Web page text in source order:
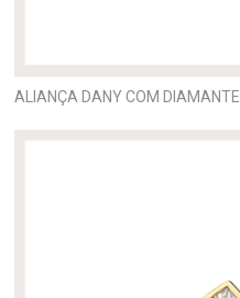
ALIANÇA DANY COM DIAMANTE